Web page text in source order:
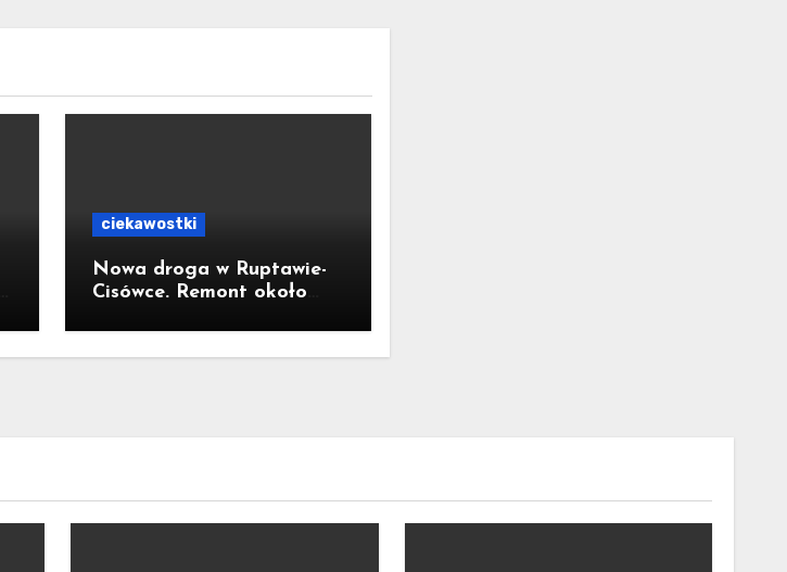
ciekawostki
Nowa droga w Ruptawie-
Cisówce. Remont około
ul. Traugutta kosztował
pół miliona złotych